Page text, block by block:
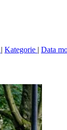
| Kategorie | Data